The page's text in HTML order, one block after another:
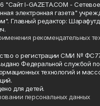
"Сайт I-GAZETA.COM -
электронная газета"
Главный редактор:
рекомендательных
о регистрации СМИ №
Федеральной службой
технологий и
для детей.
персональных данных